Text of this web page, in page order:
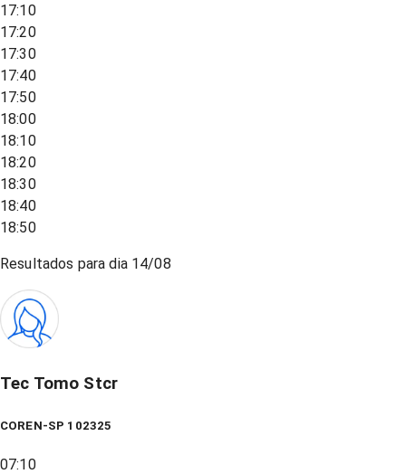
17:10
17:20
17:30
17:40
17:50
18:00
18:10
18:20
18:30
18:40
18:50
Resultados para dia 14/08
Tec Tomo Stcr
COREN-SP 102325
07:10